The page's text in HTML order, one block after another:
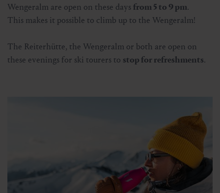
Wengeralm are open on these days from 5 to 9 pm.
This makes it possible to climb up to the Wengeralm!
The Reiterhütte, the Wengeralm or both are open on
these evenings for ski tourers to stop for refreshments.